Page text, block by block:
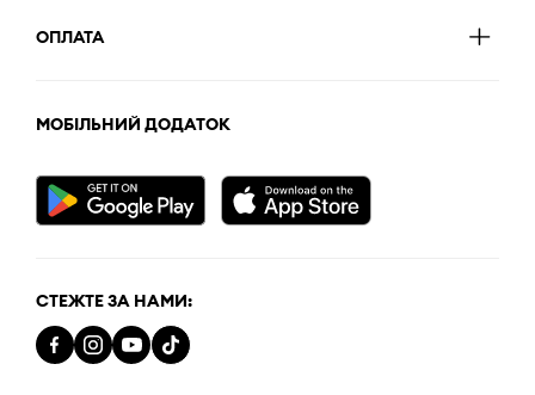
ОПЛАТА
МОБІЛЬНИЙ ДОДАТОК
СТЕЖТЕ ЗА НАМИ: